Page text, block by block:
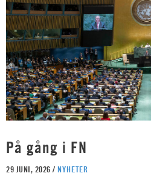
På gång i FN
29 JUNI, 2026 / NYHETER